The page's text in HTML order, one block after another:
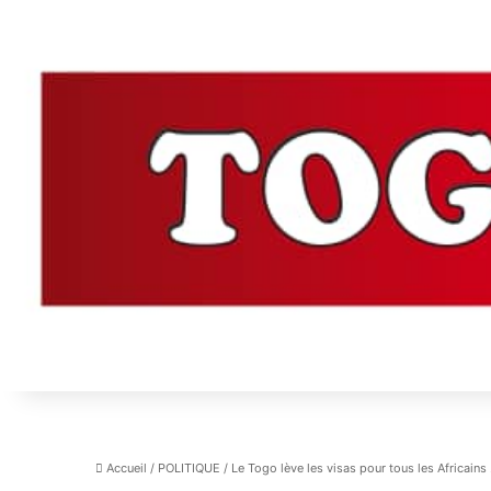
Accueil / POLITIQUE / Le Togo lève les visas pour tous les Africains